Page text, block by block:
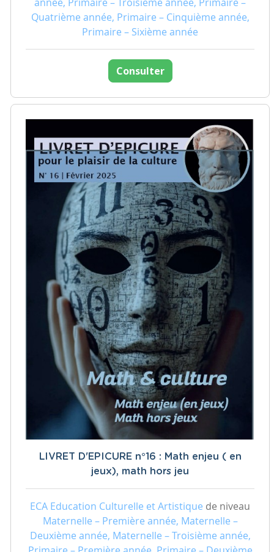
Quatrième année, Primaire – Cinquième année,
Primaire – Sixième année
Consulter
LIVRET D'EPICURE n°16 : Math enjeu ( en
jeux), math hors jeu
ECA Education Culturelle et Artistique de niveau
Maternelle – Première année, Maternelle –
Deuxième année, Maternelle – Troisième année,